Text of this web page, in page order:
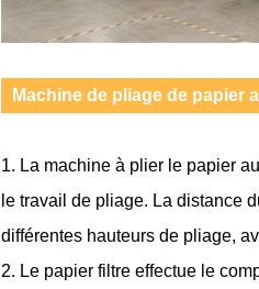
Machine de pliage de papier
1. La machine à plier le papier
le travail de pliage. La distance
différentes hauteurs de pliage,
2. Le papier filtre effectue le